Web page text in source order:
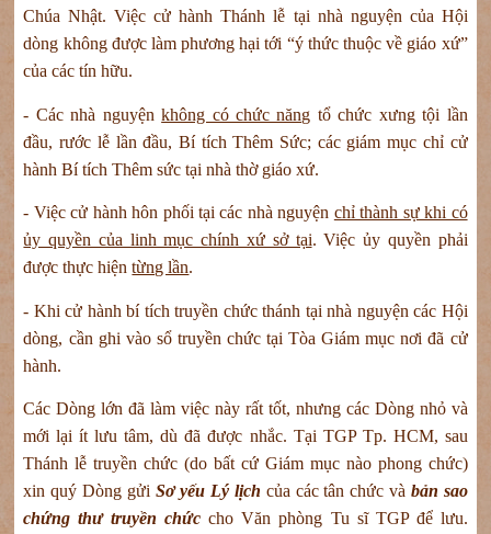
Chúa Nhật. Việc cử hành Thánh lễ tại nhà nguyện của Hội
dòng không được làm phương hại tới “ý thức thuộc về giáo xứ”
của các tín hữu.
- Các nhà nguyệnkhông có chức năng tổ chức xưng tội lần
đầu, rước lễ lần đầu, Bí tích Thêm Sức; các giám mục chỉ cử
hành Bí tích Thêm sức tại nhà thờ giáo xứ.
- Việc cử hành hôn phối tại các nhà nguyện chỉ thành sự khi có
ủy quyền của linh mục chính xứ sở tại. Việc ủy quyền phải
được thực hiệntừng lần.
- Khi cử hành bí tích truyền chức thánh tại nhà nguyện các Hội
dòng, cần ghi vào sổ truyền chức tại Tòa Giám mục nơi đã cử
hành.
Các Dòng lớn đã làm việc này rất tốt, nhưng các Dòng nhỏ và
mới lại ít lưu tâm, dù đã được nhắc. Tại TGP Tp. HCM, sau
Thánh lễ truyền chức (do bất cứ Giám mục nào phong chức)
xin quý Dòng gửi Sơ yếu Lý lịch của các tân chức và bản sao
chứng thư truyền chức cho Văn phòng Tu sĩ TGP để lưu.